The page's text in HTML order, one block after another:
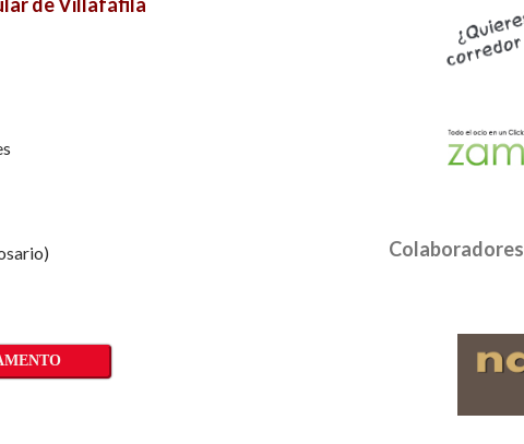
Colaboradores